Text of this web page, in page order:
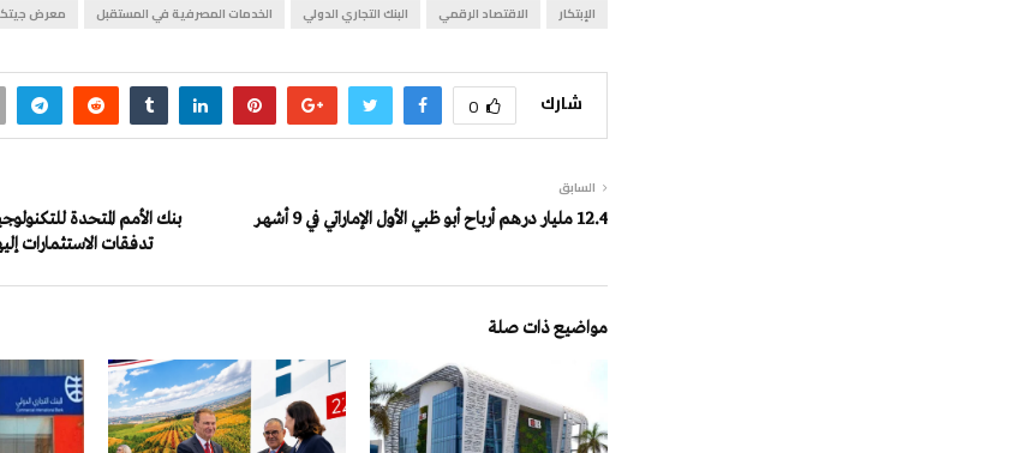
الإبتكار الاقتصاد الرقمي البنك التجاري الدولي الخدمات المصرفية في المستقبل معرض
شارك 0
السابق
12.4 مليار درهم أرباح أبو ظبي الأول الإماراتي في 9 أشهر
بنك الأمم المتحدة
تدفقات الاستثمارات إليها بـ26 مليار
مواضيع ذات صلة